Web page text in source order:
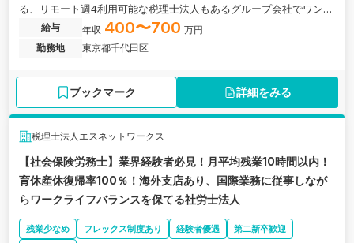
る、リモート週4利用可能な税理士法人もあるグループ会社でワンス
トップなサービスを展開する社労士法人の求人です。
給与 年収 400〜700 万円
勤務地
東京都千代田区
ブックマーク 詳細をみる
税理士法人エスネットワークス
【社会保険労務士】業界経験者必見！月平均残業10時間以内！
育休産休復帰率100％！海外支店あり、国際業務に従事しなが
らワークライフバランスを保てる社労士法人
残業少なめ フレックス制度あり 経験者優遇
第二新卒歓迎